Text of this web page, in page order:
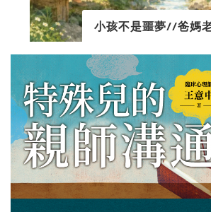
小孩不是噩夢//爸媽老師